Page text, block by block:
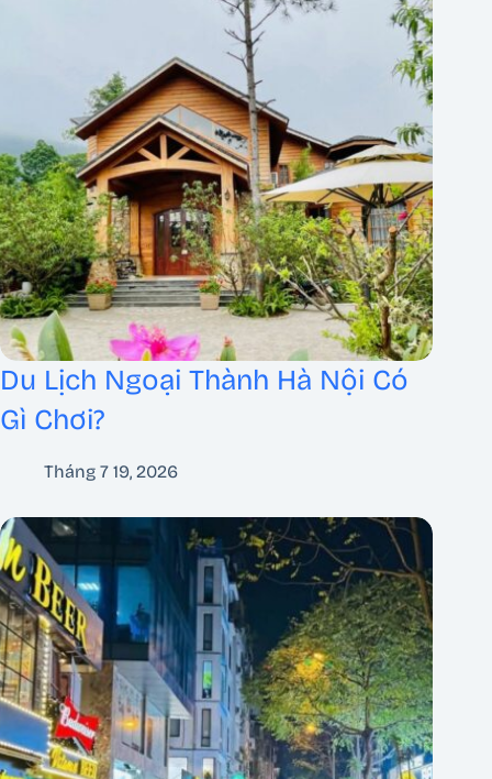
Du Lịch Ngoại Thành Hà Nội Có
Gì Chơi?
Tháng 7 19, 2026